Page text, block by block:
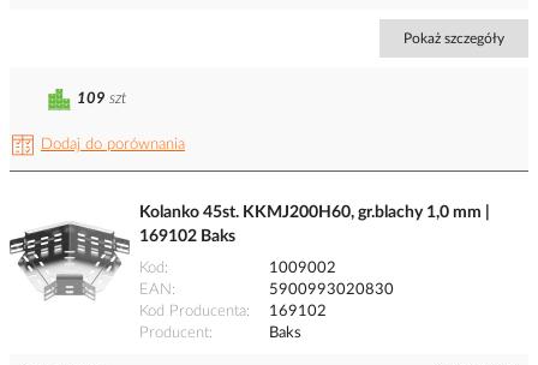
Pokaż szczegóły
Dodaj do porównania
109 szt
Kolanko 45st. KKMJ200H60, gr.blachy 1,0 mm |
169102 Baks
Kod
1009002
EAN
5900993020830
Kod Producenta
169102
Producent
Baks